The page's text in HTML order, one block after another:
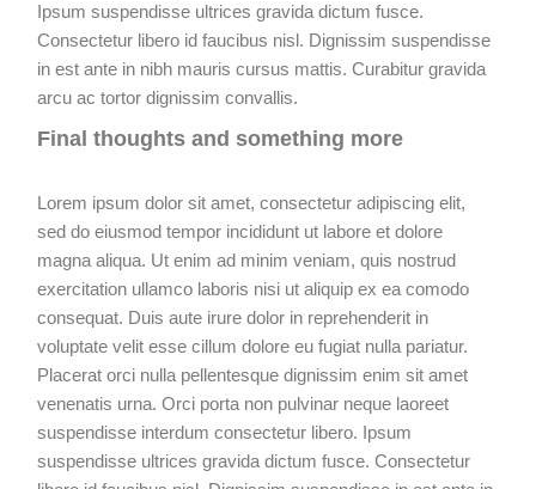
Ipsum suspendisse ultrices gravida dictum fusce.
Consectetur libero id faucibus nisl. Dignissim suspendisse
in est ante in nibh mauris cursus mattis. Curabitur gravida
arcu ac tortor dignissim convallis.
Final thoughts and something more
Lorem ipsum dolor sit amet, consectetur adipiscing elit,
sed do eiusmod tempor incididunt ut labore et dolore
magna aliqua. Ut enim ad minim veniam, quis nostrud
exercitation ullamco laboris nisi ut aliquip ex ea comodo
consequat. Duis aute irure dolor in reprehenderit in
voluptate velit esse cillum dolore eu fugiat nulla pariatur.
Placerat orci nulla pellentesque dignissim enim sit amet
venenatis urna. Orci porta non pulvinar neque laoreet
suspendisse interdum consectetur libero. Ipsum
suspendisse ultrices gravida dictum fusce. Consectetur